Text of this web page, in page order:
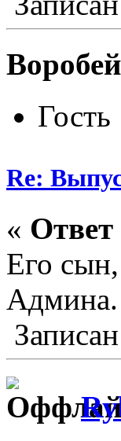
Воробей
Гость
Re:
« Ответ
Его
Админа.
Записан